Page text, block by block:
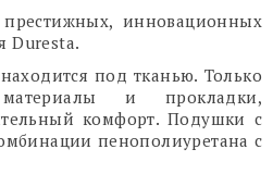
инновационных
Duresta.
под тканью. Только
материалы и прокладки,
комфорт. Подушки с
пенополиуретана с